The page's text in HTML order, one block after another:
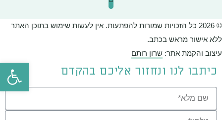
© 2026 כל הזכויות שמורות להפתעות. אין לעשות שימוש בתוכן האתר
ללא אישור מראש בכתב.
עיצוב והקמת אתר: שרון רותם
כיתבו לנו ונחזור אליכם בהקדם פתח